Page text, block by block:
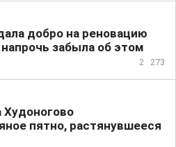
добро на реновацию
забыла об этом
2 273
Худоногово
пятно, растянувшееся